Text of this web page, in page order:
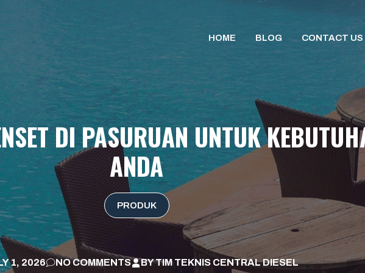
HOME BLOG CONTACT US
DI PASURUAN UNTUK
ANDA
PRODUK
1, 2026 NO COMMENTS BYTIM TEKNIS CENTRAL DIESEL